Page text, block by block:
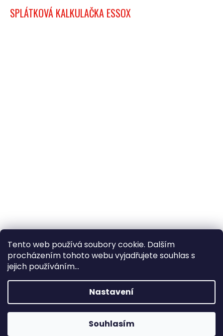
Tento web používá soubory cookie. Dalším
procházením tohoto webu vyjadřujete souhlas s
jejich používáním...
Nastavení
Souhlasím
SPLÁTKOVÁ KALKULAČKA ESSOX
×
Hledáte nejvýhodnější cenu? Získáte jí
pomocíregistrace
1% SLEVA NA PRVNÍ NÁKUP - POMOCÍ SLEVOVÉHO